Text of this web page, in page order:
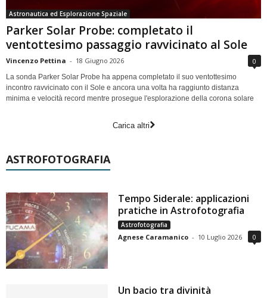
Astronautica ed Esplorazione Spaziale
Parker Solar Probe: completato il
ventottesimo passaggio ravvicinato al Sole
Vincenzo Pettina - 18 Giugno 2026 0
La sonda Parker Solar Probe ha appena completato il suo ventottesimo
incontro ravvicinato con il Sole e ancora una volta ha raggiunto distanza
minima e velocità record mentre prosegue l'esplorazione della corona solare
Carica altri
ASTROFOTOGRAFIA
Tempo Siderale: applicazioni
pratiche in Astrofotografia
Astrofotografia
Agnese Caramanico - 10 Luglio 2026 0
Un bacio tra divinità